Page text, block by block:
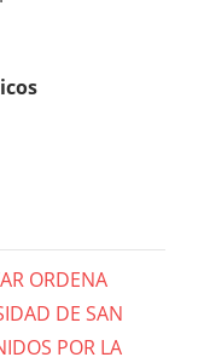
ORDENA
DE SAN
POR LA